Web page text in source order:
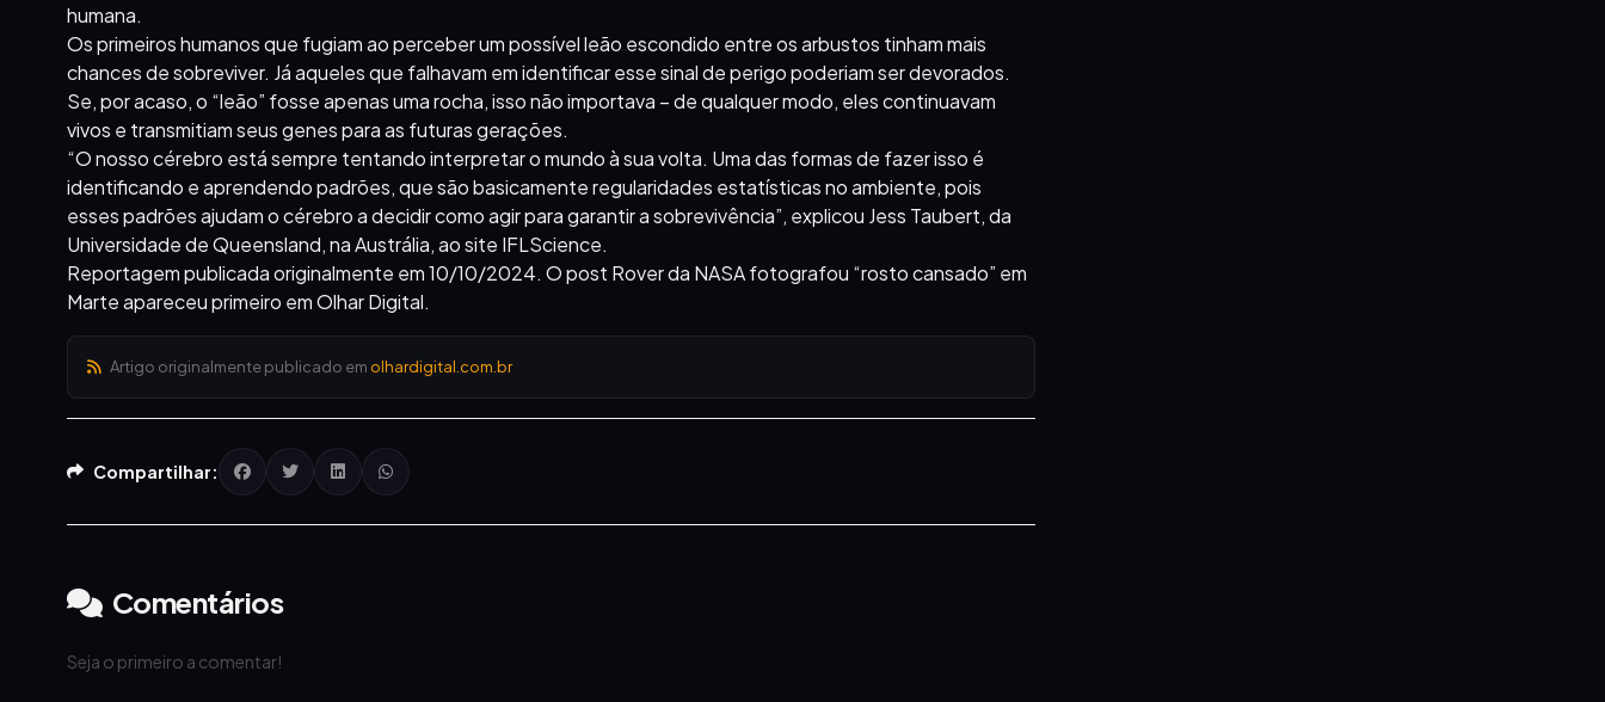
humana.
Os primeiros humanos que fugiam ao perceber um possível leão escondido entre os arbustos tinham mais
chances de sobreviver. Já aqueles que falhavam em identificar esse sinal de perigo poderiam ser devorados.
Se, por acaso, o “leão” fosse apenas uma rocha, isso não importava – de qualquer modo, eles continuavam
vivos e transmitiam seus genes para as futuras gerações.
“O nosso cérebro está sempre tentando interpretar o mundo à sua volta. Uma das formas de fazer isso é
identificando e aprendendo padrões, que são basicamente regularidades estatísticas no ambiente, pois
esses padrões ajudam o cérebro a decidir como agir para garantir a sobrevivência”, explicou Jess Taubert, da
Universidade de Queensland, na Austrália, ao site IFLScience.
Reportagem publicada originalmente em 10/10/2024. O post Rover da NASA fotografou “rosto cansado” em
Marte apareceu primeiro em Olhar Digital.
Artigo originalmente publicado em olhardigital.com.br
Compartilhar:
Comentários
Seja o primeiro a comentar!